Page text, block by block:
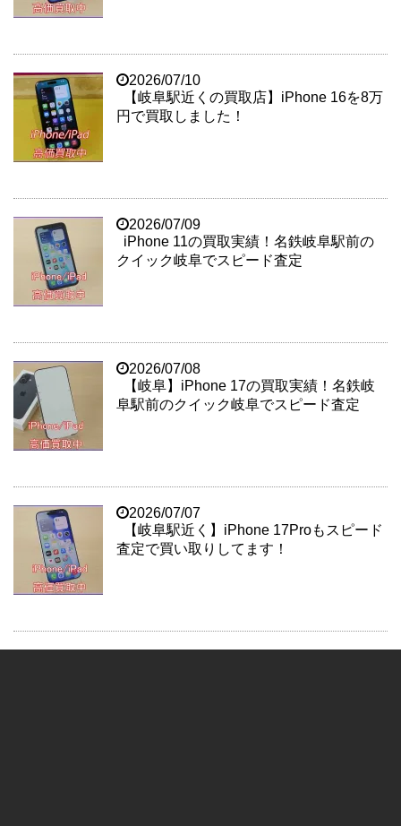
2026/07/10
【岐阜駅近くの買取店】iPhone 16を8万
円で買取しました！
2026/07/09
iPhone 11の買取実績！名鉄岐阜駅前の
クイック岐阜でスピード査定
2026/07/08
【岐阜】iPhone 17の買取実績！名鉄岐
阜駅前のクイック岐阜でスピード査定
2026/07/07
【岐阜駅近く】iPhone 17Proもスピード
査定で買い取りしてます！